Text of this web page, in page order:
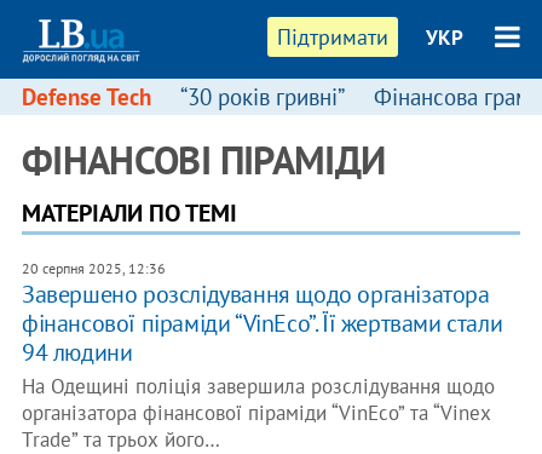
Підтримати УКР
Defense Tech “30 років гривні” Фінансова
ФІНАНСОВІ ПІРАМІДИ
МАТЕРІАЛИ ПО ТЕМІ
20 серпня 2025, 12:36
Завершено розслідування щодо організатора
фінансової піраміди “VinEco”. Її жертвами стали
94 людини
На Одещині поліція завершила розслідування щодо
організатора фінансової піраміди “VinEco” та “Vinex
Тrade” та трьох його…